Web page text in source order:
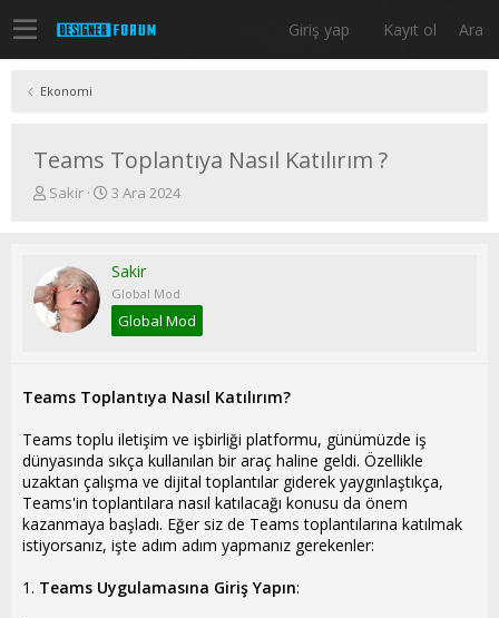
Giriş yap Kayıt ol Ara
Ekonomi
Teams Toplantıya Nasıl Katılırım ?
K
u
b
a
a
n
Sakir
B
a
n
g
ı
a
h
i
3 Ara 2024
Sakir
Global Mod
Global Mod
Teams Toplantıya Nasıl Katılırım?
Teams toplu iletişim ve işbirliği platformu, günümüzde iş
dünyasında sıkça kullanılan bir araç haline geldi. Özellikle
uzaktan çalışma ve dijital toplantılar giderek yaygınlaştıkça,
Teams'in toplantılara nasıl katılacağı konusu da önem
kazanmaya başladı. Eğer siz de Teams toplantılarına katılmak
istiyorsanız, işte adım adım yapmanız gerekenler:
1. Teams Uygulamasına Giriş Yapın: